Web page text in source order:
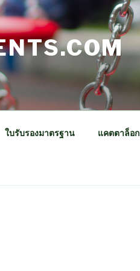
ใบรับรองมาตรฐาน แคตตาล็อก